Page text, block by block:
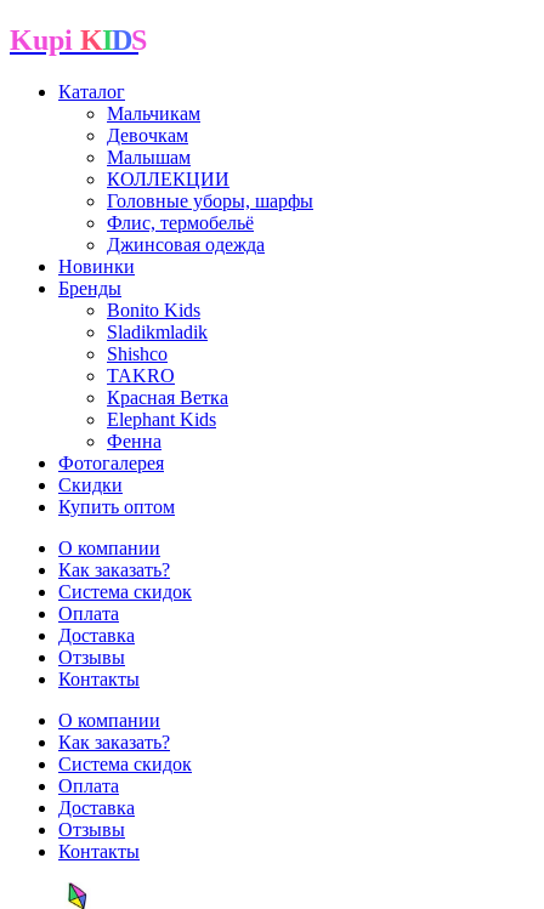
Kupi K I D S
Каталог
Мальчикам
Девочкам
Малышам
КОЛЛЕКЦИИ
Головные уборы, шарфы
Флис, термобельё
Джинсовая одежда
Новинки
Бренды
Bonito Kids
Sladikmladik
Shishco
TAKRO
Красная Ветка
Elephant Kids
Фенна
Фотогалерея
Скидки
Купить оптом
О компании
Как заказать?
Система скидок
Оплата
Доставка
Отзывы
Контакты
О компании
Как заказать?
Система скидок
Оплата
Доставка
Отзывы
Контакты